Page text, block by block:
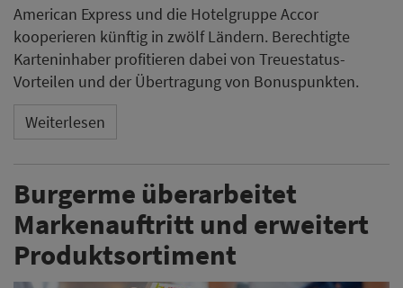
American Express und die Hotelgruppe Accor
kooperieren künftig in zwölf Ländern. Berechtigte
Karteninhaber profitieren dabei von Treuestatus-
Vorteilen und der Übertragung von Bonuspunkten.
Weiterlesen
Burgerme überarbeitet
Markenauftritt und erweitert
Produktsortiment